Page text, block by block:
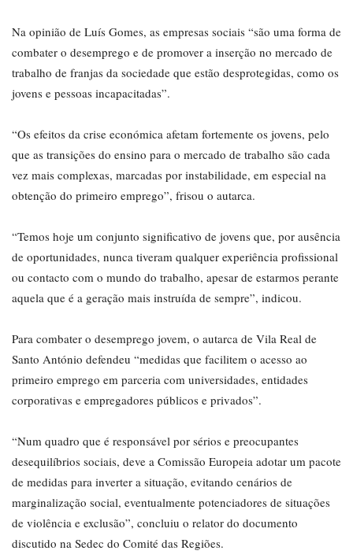
Na opinião de Luís Gomes, as empresas sociais “são uma forma de
combater o desemprego e de promover a inserção no mercado de
trabalho de franjas da sociedade que estão desprotegidas, como os
jovens e pessoas incapacitadas”.
“Os efeitos da crise económica afetam fortemente os jovens, pelo
que as transições do ensino para o mercado de trabalho são cada
vez mais complexas, marcadas por instabilidade, em especial na
obtenção do primeiro emprego”, frisou o autarca.
“Temos hoje um conjunto significativo de jovens que, por ausência
de oportunidades, nunca tiveram qualquer experiência profissional
ou contacto com o mundo do trabalho, apesar de estarmos perante
aquela que é a geração mais instruída de sempre”, indicou.
Para combater o desemprego jovem, o autarca de Vila Real de
Santo António defendeu “medidas que facilitem o acesso ao
primeiro emprego em parceria com universidades, entidades
corporativas e empregadores públicos e privados”.
“Num quadro que é responsável por sérios e preocupantes
desequilíbrios sociais, deve a Comissão Europeia adotar um pacote
de medidas para inverter a situação, evitando cenários de
marginalização social, eventualmente potenciadores de situações
de violência e exclusão”, concluiu o relator do documento
discutido na Sedec do Comité das Regiões.